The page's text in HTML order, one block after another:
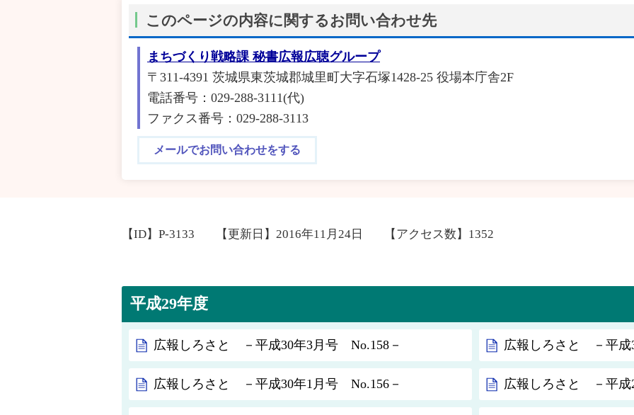
このページの内容に関するお問い合わせ先
まちづくり戦略課 秘書広報広聴グループ
〒311-4391 茨城県東茨城郡城里町大字石塚1428-25 役場本庁舎2F
電話番号：029-288-3111(代)
ファクス番号：029-288-3113
メールでお問い合わせをする
【ID】 P-3133 【更新日】 2016年11月24日 【アクセス数】 1352
平成29年度
広報しろさと －平成30年3月号 No.158－ 広報しろさと －平
広報しろさと －平成30年1月号 No.156－ 広報しろさと －平成